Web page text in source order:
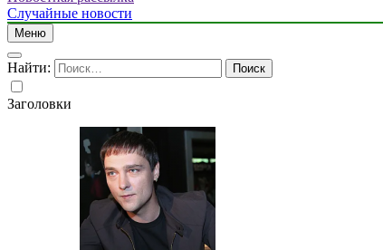
Случайные новости
Меню
Найти:
Заголовки